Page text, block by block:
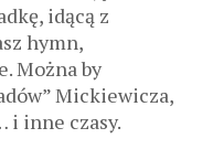
idącą z
hymn,
Można by
Mickiewicza,
inne czasy.